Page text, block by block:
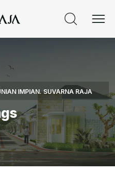
IMPIAN. SUVARNA RAJA